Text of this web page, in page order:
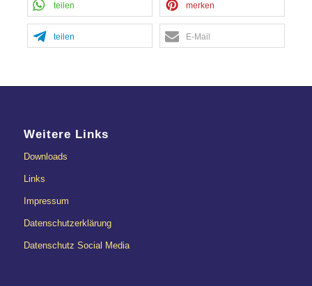
teilen merken
teilen E-Mail
Weitere Links
Downloads
Links
Impressum
Datenschutzerklärung
Datenschutz Social Media